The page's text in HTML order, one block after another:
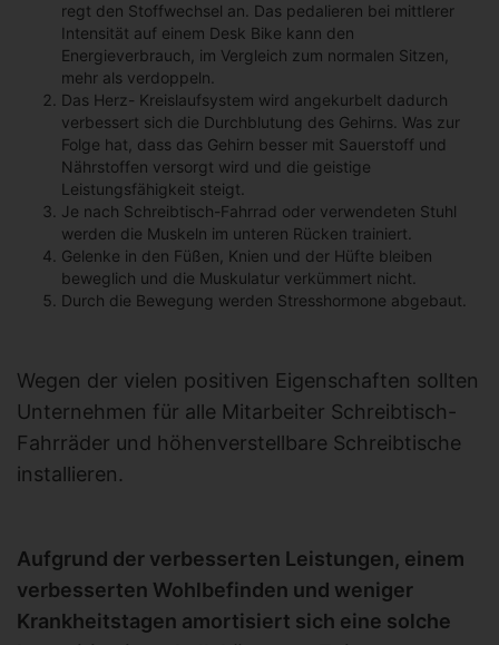
regt den Stoffwechsel an. Das pedalieren bei mittlerer
Intensität auf einem Desk Bike kann den
Energieverbrauch, im Vergleich zum normalen Sitzen,
mehr als verdoppeln.
Das Herz- Kreislaufsystem wird angekurbelt dadurch
verbessert sich die Durchblutung des Gehirns. Was zur
Folge hat, dass das Gehirn besser mit Sauerstoff und
Nährstoffen versorgt wird und die geistige
Leistungsfähigkeit steigt.
Je nach Schreibtisch-Fahrrad oder verwendeten Stuhl
werden die Muskeln im unteren Rücken trainiert.
Gelenke in den Füßen, Knien und der Hüfte bleiben
beweglich und die Muskulatur verkümmert nicht.
Durch die Bewegung werden Stresshormone abgebaut.
Wegen der vielen positiven Eigenschaften sollten
Unternehmen für alle Mitarbeiter Schreibtisch-
Fahrräder und höhenverstellbare Schreibtische
installieren.
Aufgrund der verbesserten Leistungen, einem
verbesserten Wohlbefinden und weniger
Krankheitstagen amortisiert sich eine solche